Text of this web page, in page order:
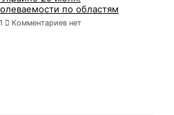
по областям
Комментариев нет